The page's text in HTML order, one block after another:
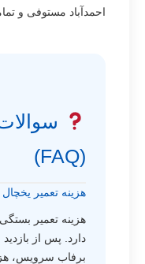
احمدآباد مستوفی و
(FAQ)
هزینه تعمیر
هزینه تعمیر
دارد. پس از
برفاب سرویس،